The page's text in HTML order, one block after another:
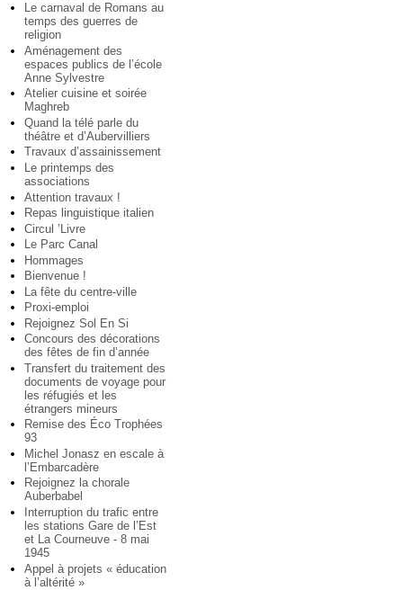
Le carnaval de Romans au
temps des guerres de
religion
Aménagement des
espaces publics de l’école
Anne Sylvestre
Atelier cuisine et soirée
Maghreb
Quand la télé parle du
théâtre et d’Aubervilliers
Travaux d’assainissement
Le printemps des
associations
Attention travaux !
Repas linguistique italien
Circul ’Livre
Le Parc Canal
Hommages
Bienvenue !
La fête du centre-ville
Proxi-emploi
Rejoignez Sol En Si
Concours des décorations
des fêtes de fin d’année
Transfert du traitement des
documents de voyage pour
les réfugiés et les
étrangers mineurs
Remise des Éco Trophées
93
Michel Jonasz en escale à
l’Embarcadère
Rejoignez la chorale
Auberbabel
Interruption du trafic entre
les stations Gare de l’Est
et La Courneuve - 8 mai
1945
Appel à projets « éducation
à l’altérité »